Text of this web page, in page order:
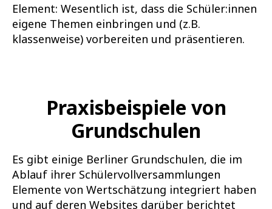
Element: Wesentlich ist, dass die Schüler:innen
eigene Themen einbringen und (z.B.
klassenweise) vorbereiten und präsentieren.
Praxisbeispiele von
Grundschulen
Es gibt einige Berliner Grundschulen, die im
Ablauf ihrer Schülervollversammlungen
Elemente von Wertschätzung integriert haben
und auf deren Websites darüber berichtet